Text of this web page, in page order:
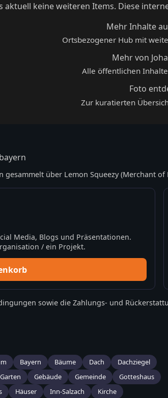
aktuell keine weiteren Items. Diese
Mehr Inhalte
Ortsbezogener Hub mit
Mehr von
Alle öffentlichen
Foto
Zur kuratierten
gesammelt über Lemon Squeezy (Merchant
Media, Blogs und Präsentationen.
/ ein Projekt.
sowie die Zahlungs- und
Bayern Bäume Dach
Dachziegel
Garten Gebäude Gemeinde
Gotteshaus
Häuser Inn-Salzach
Kirche